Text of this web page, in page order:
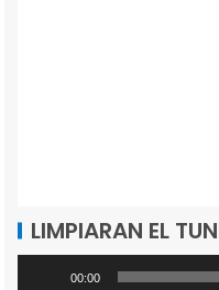
LIMPIARAN EL
Reproductor
00:00